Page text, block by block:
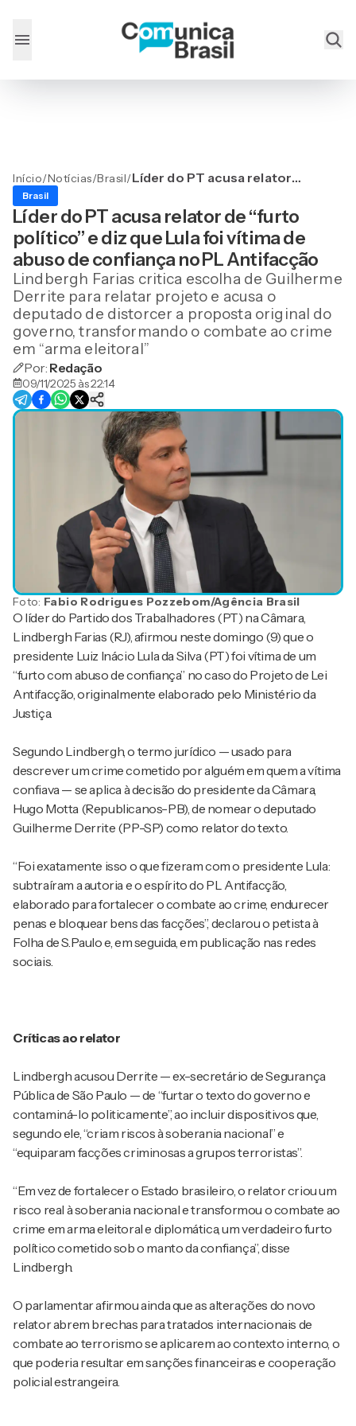
Início/Notícias/Brasil/Líder do PT acusa relator
Lula foi vítima de abuso de
confiança no PL Antifacção
Brasil
Líder do PT acusa relator de “furto
político” e diz que Lula foi vítima de
abuso de confiança no PL Antifacção
Lindbergh Farias critica escolha de Guilherme
Derrite para relatar projeto e acusa o
deputado de distorcer a proposta original do
governo, transformando o combate ao crime
em “arma eleitoral”
Por: Redação
09/11/2025 às 22:14
Foto: Fabio Rodrigues Pozzebom/Agência Brasil
O líder do Partido dos Trabalhadores (PT) na Câmara,
Lindbergh Farias (RJ), afirmou neste domingo (9) que o
presidente Luiz Inácio Lula da Silva (PT) foi vítima de um
“furto com abuso de confiança” no caso do Projeto de Lei
Antifacção, originalmente elaborado pelo Ministério da
Justiça.
Segundo Lindbergh, o termo jurídico — usado para
descrever um crime cometido por alguém em quem a vítima
confiava — se aplica à decisão do presidente da Câmara,
Hugo Motta (Republicanos-PB), de nomear o deputado
Guilherme Derrite (PP-SP) como relator do texto.
“Foi exatamente isso o que fizeram com o presidente Lula:
subtraíram a autoria e o espírito do PL Antifacção,
elaborado para fortalecer o combate ao crime, endurecer
penas e bloquear bens das facções”, declarou o petista à
Folha de S.Paulo e, em seguida, em publicação nas redes
sociais.
Críticas ao relator
Lindbergh acusou Derrite — ex-secretário de Segurança
Pública de São Paulo — de “furtar o texto do governo e
contaminá-lo politicamente”, ao incluir dispositivos que,
segundo ele, “criam riscos à soberania nacional” e
“equiparam facções criminosas a grupos terroristas”.
“Em vez de fortalecer o Estado brasileiro, o relator criou um
risco real à soberania nacional e transformou o combate ao
crime em arma eleitoral e diplomática, um verdadeiro furto
político cometido sob o manto da confiança”, disse
Lindbergh.
O parlamentar afirmou ainda que as alterações do novo
relator abrem brechas para tratados internacionais de
combate ao terrorismo se aplicarem ao contexto interno, o
que poderia resultar em sanções financeiras e cooperação
policial estrangeira.